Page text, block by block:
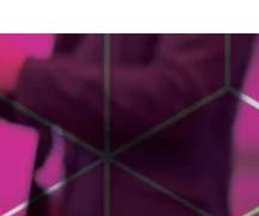
Våra frågor
Kurser och aktiviteter
Om oss